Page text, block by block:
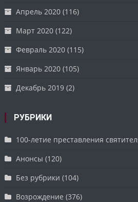
Апрель 2020 (116)
Март 2020 (122)
Февраль 2020 (115)
Январь 2020 (105)
Декабрь 2019 (2)
РУБРИКИ
100-летие преставления
Анонсы (120)
Без рубрики (104)
Возрождение (376)